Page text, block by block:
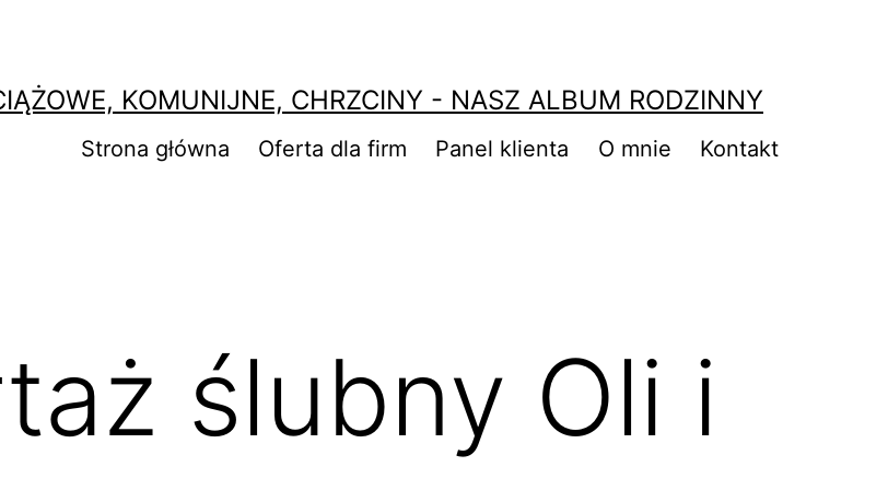
KOMUNIJNE, CHRZCINY - NASZ ALBUM RODZINNY
Strona główna Oferta dla firm Panel klienta O mnie Kontakt
ślubny Oli i